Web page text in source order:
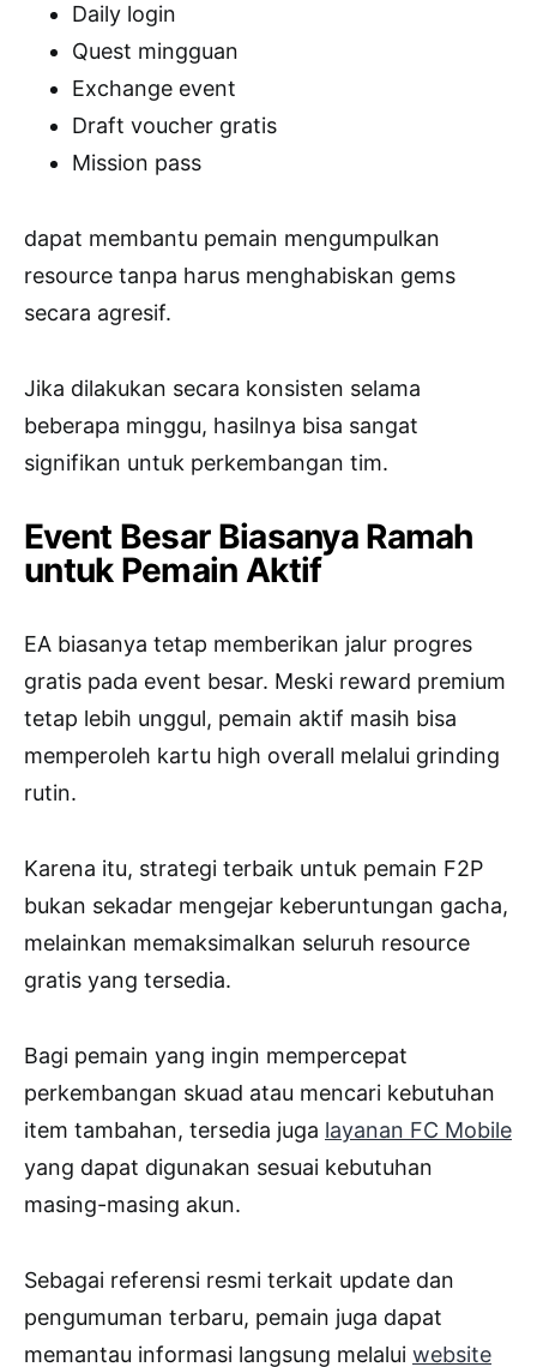
Daily login
Quest mingguan
Exchange event
Draft voucher gratis
Mission pass
dapat membantu pemain mengumpulkan
resource tanpa harus menghabiskan gems
secara agresif.
Jika dilakukan secara konsisten selama
beberapa minggu, hasilnya bisa sangat
signifikan untuk perkembangan tim.
Event Besar Biasanya Ramah
untuk Pemain Aktif
EA biasanya tetap memberikan jalur progres
gratis pada event besar. Meski reward premium
tetap lebih unggul, pemain aktif masih bisa
memperoleh kartu high overall melalui grinding
rutin.
Karena itu, strategi terbaik untuk pemain F2P
bukan sekadar mengejar keberuntungan gacha,
melainkan memaksimalkan seluruh resource
gratis yang tersedia.
Bagi pemain yang ingin mempercepat
perkembangan skuad atau mencari kebutuhan
item tambahan, tersedia juga layanan FC Mobile
yang dapat digunakan sesuai kebutuhan
masing-masing akun.
Sebagai referensi resmi terkait update dan
pengumuman terbaru, pemain juga dapat
memantau informasi langsung melalui website